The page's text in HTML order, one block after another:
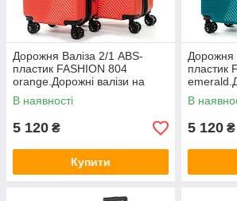
Дорожня Валіза 2/1 ABS-
пластик FASHION 804
orange.Дорожні валізи на
колесах гуртом і в роздріб в
Україні
В наявності
5 120 ₴
Купити
Дорожня
пластик
колесах
Україні
В
5 120 ₴